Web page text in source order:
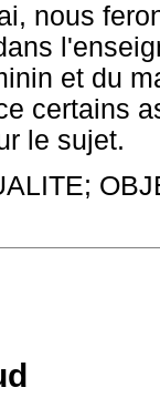
nous
et du
certains
le sujet.